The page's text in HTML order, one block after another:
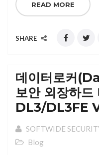
READ MORE
SHARE
데이터로커
보안 외장하드
DL3/DL3FE
SOFTWIDE
Blog